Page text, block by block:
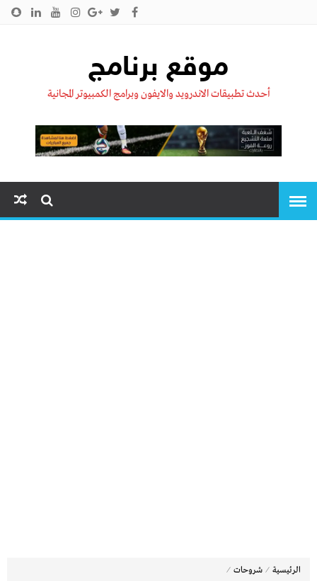
موقع برنامج
أحدث تطبيقات الاندرويد والايفون وبرامج الكمبيوتر المجانية
الرئيسية ⁄ شروحات ⁄